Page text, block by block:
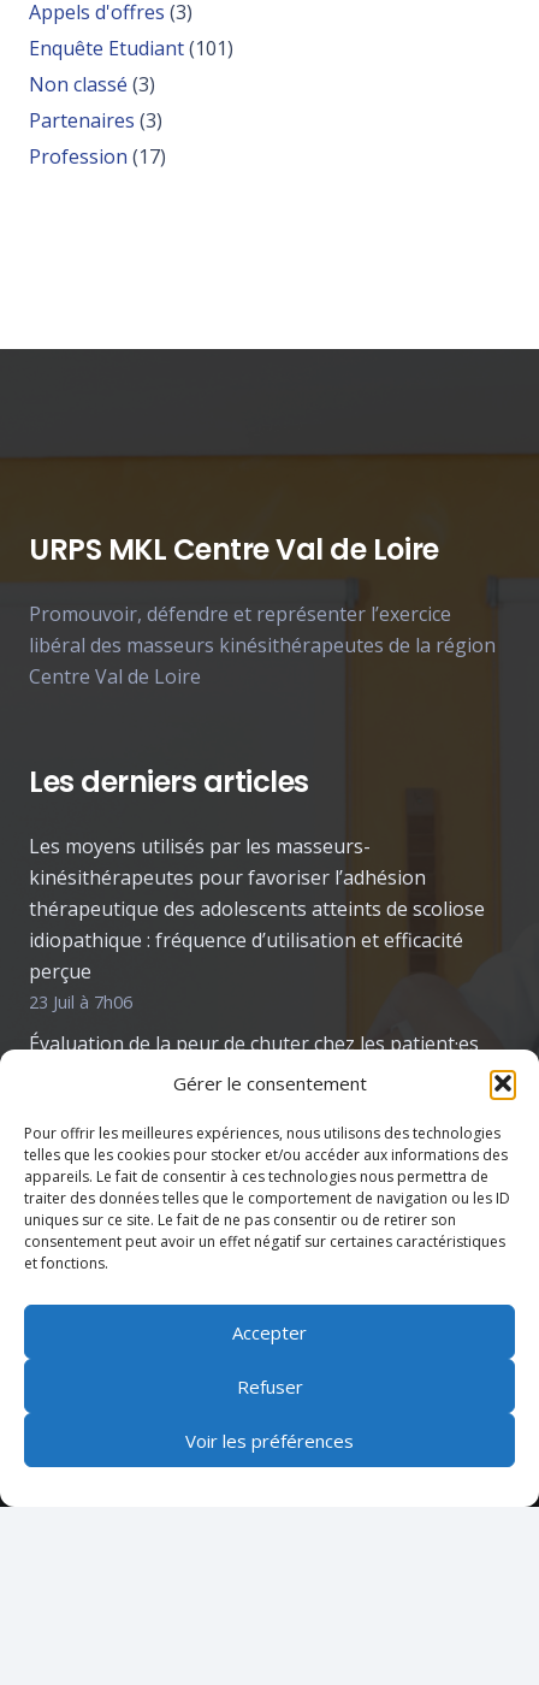
Gérer le consentement
Pour offrir les meilleures expériences, nous utilisons des technologies
telles que les cookies pour stocker et/ou accéder aux informations des
appareils. Le fait de consentir à ces technologies nous permettra de
traiter des données telles que le comportement de navigation ou les ID
uniques sur ce site. Le fait de ne pas consentir ou de retirer son
consentement peut avoir un effet négatif sur certaines caractéristiques
et fonctions.
Accepter
Refuser
Voir les préférences
Appels d'offres (3)
Enquête Etudiant(101)
Non classé (3)
Partenaires (3)
Profession (17)
URPS MKL Centre Val de Loire
Promouvoir, défendre et représenter l’exercice
libéral des masseurs kinésithérapeutes de la région
Centre Val de Loire
Les derniers articles
Les moyens utilisés par les masseurs-
kinésithérapeutes pour favoriser l’adhésion
thérapeutique des adolescents atteints de scoliose
idiopathique : fréquence d’utilisation et efficacité
perçue
23 Juil à 7h06
Évaluation de la peur de chuter chez les patient·es
atteint·es de la maladie de Parkinson : enquête
22 Juil à 7h08
ETAT DES LIEUX DE LA CONTINUITE DES SOINS
KINESITHERAPIQUE DES PATIENTS BRÛLES EN
FRANCE
22 Juil à 6h44
Inscription newsletter